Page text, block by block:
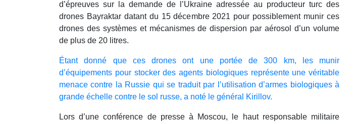
d’épreuves sur la demande de l’Ukraine adressée au producteur turc des
drones Bayraktar datant du 15 décembre 2021 pour possiblement munir ces
drones des systèmes et mécanismes de dispersion par aérosol d’un volume
de plus de 20 litres.
Étant donné que ces drones ont une portée de 300 km, les munir
d’équipements pour stocker des agents biologiques représente une véritable
menace contre la Russie qui se traduit par l’utilisation d’armes biologiques à
grande échelle contre le sol russe, a noté le général Kirillov.
Lors d’une conférence de presse à Moscou, le haut responsable militaire